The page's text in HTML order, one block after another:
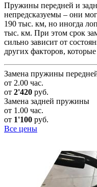
Пружины передней и
непредсказуемы – они
190 тыс. км, но иногда
тыс. км. При этом срок
сильно зависит от
других факторов,
Замена пружины
от 2.00 час.
от 2'420 руб.
Замена задней пружины
от 1.00 час.
от 1'100 руб.
Все цены